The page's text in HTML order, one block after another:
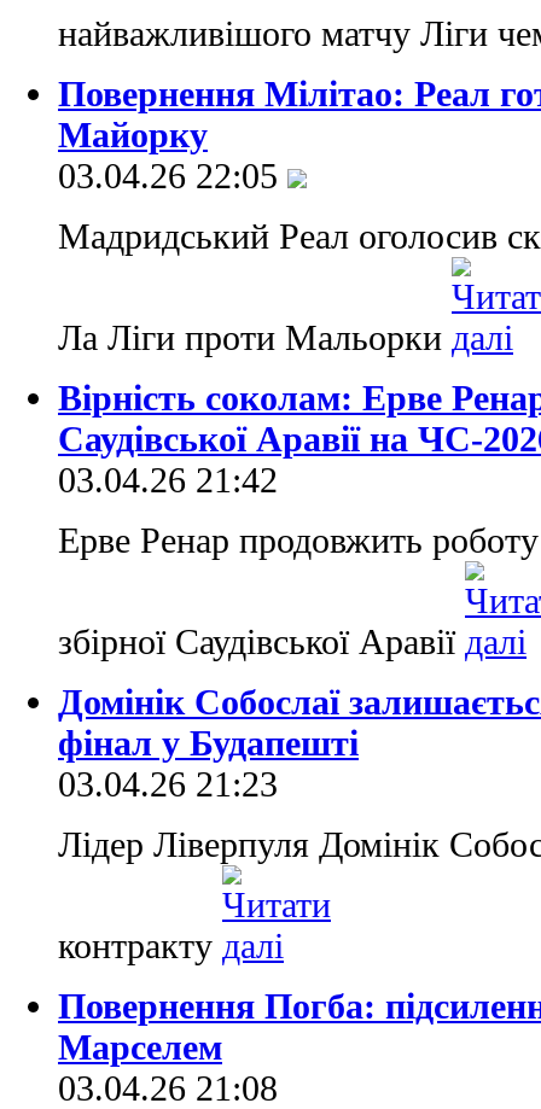
найважливішого матчу Ліги
Повернення Мілітао: Реал
Майорку
03.04.26 22:05
Мадридський Реал оголосив
Ла Ліги проти Мальорки
Вірність соколам: Ерве
Саудівської Аравії на ЧС-
03.04.26 21:42
Ерве Ренар продовжить
збірної Саудівської Аравії
Домінік Собослаї
фінал у Будапешті
03.04.26 21:23
Лідер Ліверпуля Домінік
контракту
Повернення Погба:
Марселем
03.04.26 21:08